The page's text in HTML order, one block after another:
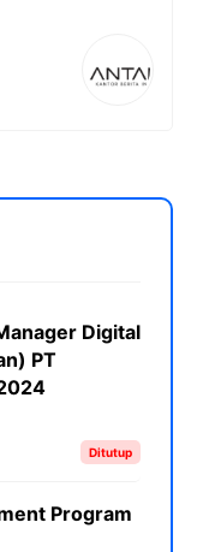
Digital
PT
Ditutup
Program